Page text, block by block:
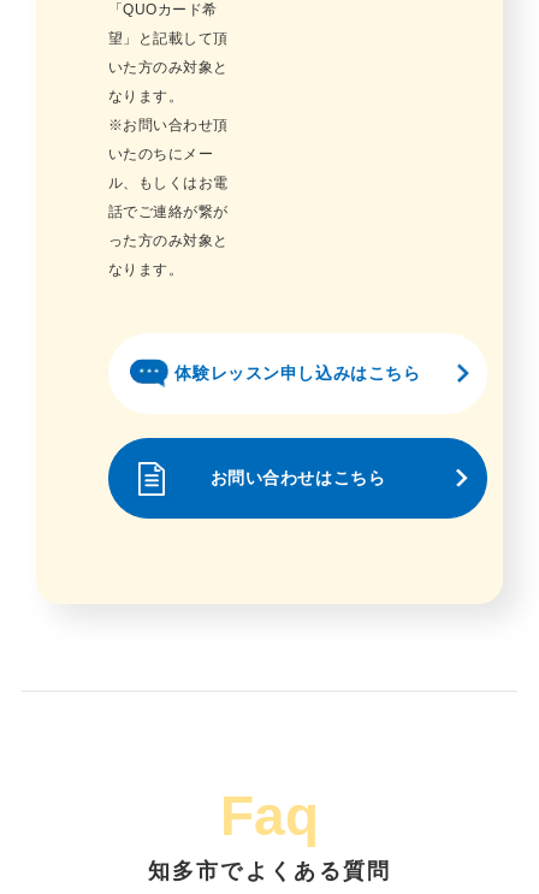
「QUOカード希
望」と記載して頂
いた方のみ対象と
なります。
※お問い合わせ頂
いたのちにメー
ル、もしくはお電
話でご連絡が繋が
った方のみ対象と
なります。
体験レッスン申し込みはこちら
お問い合わせはこちら
Faq
知多市でよくある質問